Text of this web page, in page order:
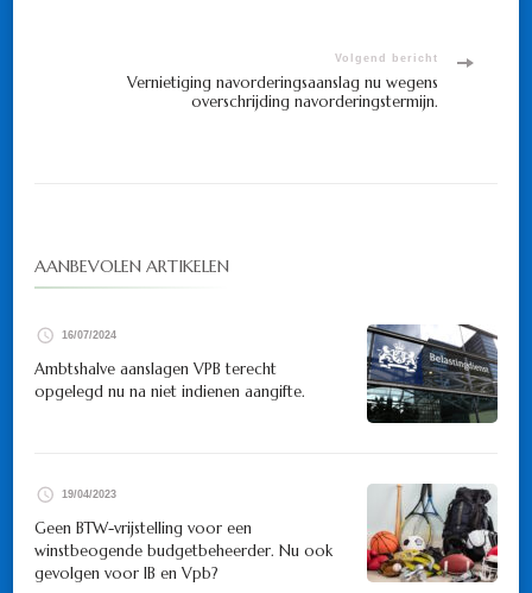
Volgend bericht
Vernietiging navorderingsaanslag nu wegens
overschrijding navorderingstermijn.
AANBEVOLEN ARTIKELEN
16/07/2024
Ambtshalve aanslagen VPB terecht
opgelegd nu na niet indienen aangifte.
19/04/2023
Geen BTW-vrijstelling voor een
winstbeogende budgetbeheerder. Nu ook
gevolgen voor IB en Vpb?